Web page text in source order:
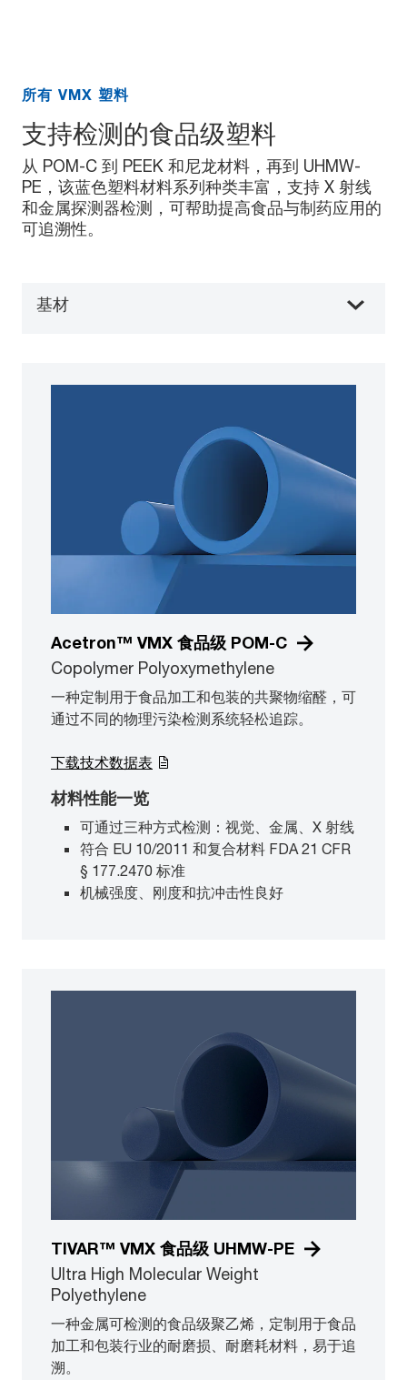
所有 VMX 塑料
支持检测的食品级塑料
从 POM-C 到 PEEK 和尼龙材料，再到 UHMW-
PE，该蓝色塑料材料系列种类丰富，支持 X 射线
和金属探测器检测，可帮助提高食品与制药应用的
可追溯性。
基材
Acetron™ VMX 食品级 POM-C
Copolymer Polyoxymethylene
一种定制用于食品加工和包装的共聚物缩醛，可
通过不同的物理污染检测系统轻松追踪。
材料性能一览
可通过三种方式检测：视觉、金属、X 射线
符合 EU 10/2011 和复合材料 FDA 21 CFR
§ 177.2470 标准
机械强度、刚度和抗冲击性良好
下载技术数据表
TIVAR™ VMX 食品级 UHMW-PE
Ultra High Molecular Weight
Polyethylene
一种金属可检测的食品级聚乙烯，定制用于食品
加工和包装行业的耐磨损、耐磨耗材料，易于追
溯。